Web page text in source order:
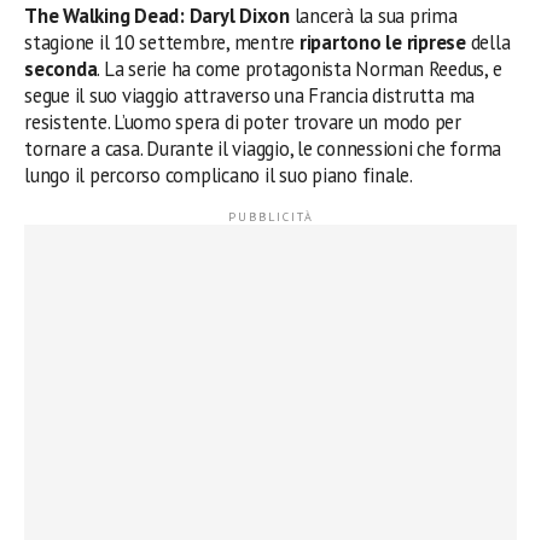
The Walking Dead: Daryl Dixonlancerà la sua prima
stagione il 10 settembre, mentre ripartono le ripresedella
seconda. La serie ha come protagonista Norman Reedus, e
segue il suo viaggio attraverso una Francia distrutta ma
resistente. L’uomo spera di poter trovare un modo per
tornare a casa. Durante il viaggio, le connessioni che forma
lungo il percorso complicano il suo piano finale.